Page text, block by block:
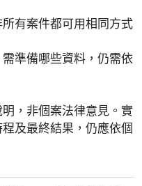
有案件都可用相同方式
準備哪些資料，仍需依
，非個案法律意見。實
及最終結果，仍應依個